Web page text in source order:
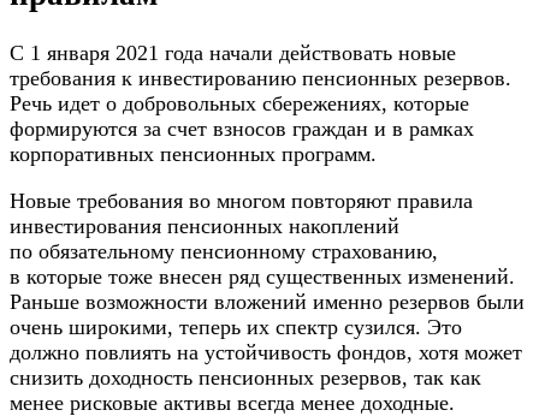
С 1 января 2021 года начали действовать новые
требования к инвестированию пенсионных резервов.
Речь идет о добровольных сбережениях, которые
формируются за счет взносов граждан и в рамках
корпоративных пенсионных программ.
Новые требования во многом повторяют правила
инвестирования пенсионных накоплений
по обязательному пенсионному страхованию,
в которые тоже внесен ряд существенных изменений.
Раньше возможности вложений именно резервов были
очень широкими, теперь их спектр сузился. Это
должно повлиять на устойчивость фондов, хотя может
снизить доходность пенсионных резервов, так как
менее рисковые активы всегда менее доходные.